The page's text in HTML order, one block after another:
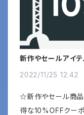
新作やセールアイ
2022/11/25 12:42
☆新作やセール商品
得な10%OFFクー